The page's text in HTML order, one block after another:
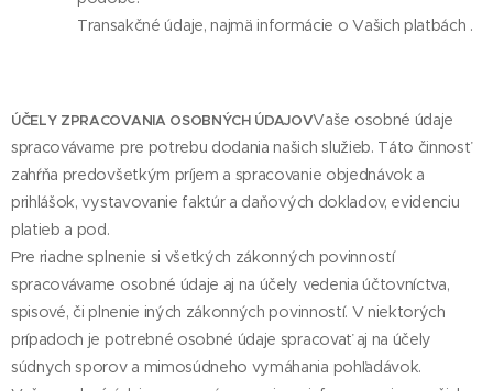
Transakčné údaje, najmä informácie o Vašich platbách .
ÚČELY ZPRACOVANIA OSOBNÝCH ÚDAJOVVaše osobné údaje
spracovávame pre potrebu dodania našich služieb. Táto činnosť
zahŕňa predovšetkým príjem a spracovanie objednávok a
prihlášok, vystavovanie faktúr a daňových dokladov, evidenciu
platieb a pod.
Pre riadne splnenie si všetkých zákonných povinností
spracovávame osobné údaje aj na účely vedenia účtovníctva,
spisové, či plnenie iných zákonných povinností. V niektorých
prípadoch je potrebné osobné údaje spracovať aj na účely
súdnych sporov a mimosúdneho vymáhania pohľadávok.